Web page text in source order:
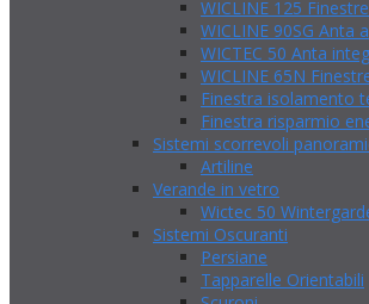
WICLINE 125
WICLINE 90SG Anta
WICTEC 50 Anta
WICLINE 65N
Finestra isolamento
Finestra risparmio
Sistemi scorrevoli
Artiline
Verande in vetro
Wictec 50
Sistemi Oscuranti
Persiane
Tapparelle Orientabili